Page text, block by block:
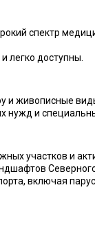
спектр
легко доступны.
и живописные
нужд и
участков и
включая